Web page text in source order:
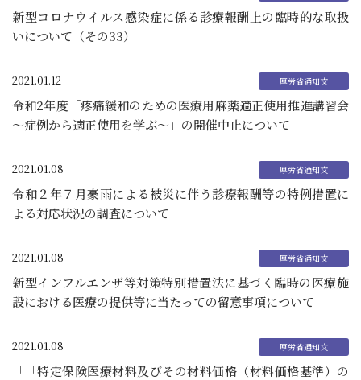
新型コロナウイルス感染症に係る診療報酬上の臨時的な取扱
いについて（その33）
2021.01.12
令和2年度「疼痛緩和のための医療用麻薬適正使用推進講習会
～症例から適正使用を学ぶ～」の開催中止について
2021.01.08
令和２年７月豪雨による被災に伴う診療報酬等の特例措置に
よる対応状況の調査について
2021.01.08
新型インフルエンザ等対策特別措置法に基づく臨時の医療施
設における医療の提供等に当たっての留意事項について
2021.01.08
「「特定保険医療材料及びその材料価格（材料価格基準）の